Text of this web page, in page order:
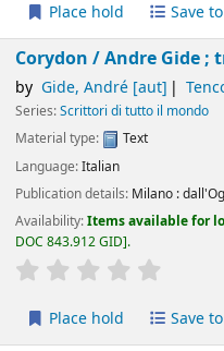
Place hold Save
Corydon /Andre Gide ;
by Gide, André[aut]
Series:Scrittori di tutto il mondo
Material type:
Text
Language:Italian
Publication details: Milano :
Availability:Items available for
DOC 843.912 GID .
star rating
Place hold Save